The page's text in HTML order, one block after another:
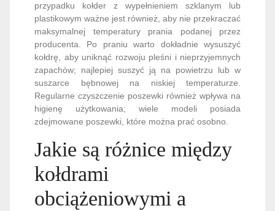
przypadku kołder z wypełnieniem szklanym lub
plastikowym ważne jest również, aby nie przekraczać
maksymalnej temperatury prania podanej przez
producenta. Po praniu warto dokładnie wysuszyć
kołdrę, aby uniknąć rozwoju pleśni i nieprzyjemnych
zapachów; najlepiej suszyć ją na powietrzu lub w
suszarce bębnowej na niskiej temperaturze.
Regularne czyszczenie poszewki również wpływa na
higienę użytkowania; wiele modeli posiada
zdejmowane poszewki, które można prać osobno.
Jakie są różnice między
kołdrami
obciążeniowymi a